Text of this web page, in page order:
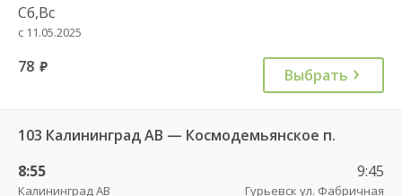
Сб,Вс
с 11.05.2025
78 руб. Выбрать
103 Калининград АВ — Космодемьянское п.
8:55
Калининград АВ
9:45
Гурьевск ул. Фабричная